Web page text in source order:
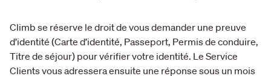
Climb se réserve le droit de vous demander une preuve
d’identité (Carte d’identité, Passeport, Permis de conduire,
Titre de séjour) pour vérifier votre identité. Le Service
Clients vous adressera ensuite une réponse sous un mois